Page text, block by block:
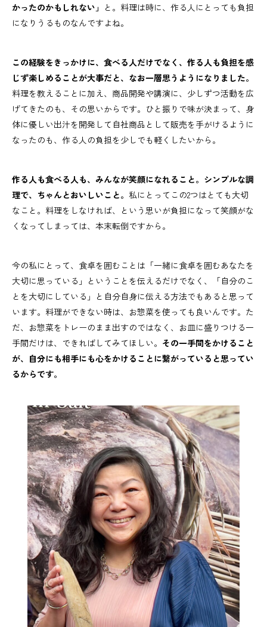
かったのかもしれない」 と。料理は時に、作る人にとっても負担
になりうるものなんですよね。
この経験をきっかけに、食べる人だけでなく、作る人も負担を感
じず楽しめることが大事だと、なお一層思うようになりました。
料理を教えることに加え、商品開発や講演に、少しずつ活動を広
げてきたのも、その思いからです。ひと振りで味が決まって、身
体に優しい出汁を開発して自社商品として販売を手がけるように
なったのも、作る人の負担を少しでも軽くしたいから。
作る人も食べる人も、みんなが笑顔になれること。シンプルな調
理で、ちゃんとおいしいこと。 私にとってこの2つはとても大切
なこと。料理をしなければ、という思いが負担になって笑顔がな
くなってしまっては、本末転倒ですから。
今の私にとって、食卓を囲むことは「一緒に食卓を囲むあなたを
大切に思っている」ということを伝えるだけでなく、「自分のこ
とを大切にしている」と自分自身に伝える方法でもあると思って
います。料理ができない時は、お惣菜を使っても良いんです。た
だ、お惣菜をトレーのまま出すのではなく、お皿に盛りつける一
手間だけは、できればしてみてほしい。 その一手間をかけること
が、自分にも相手にも心をかけることに繋がっていると思ってい
るからです。